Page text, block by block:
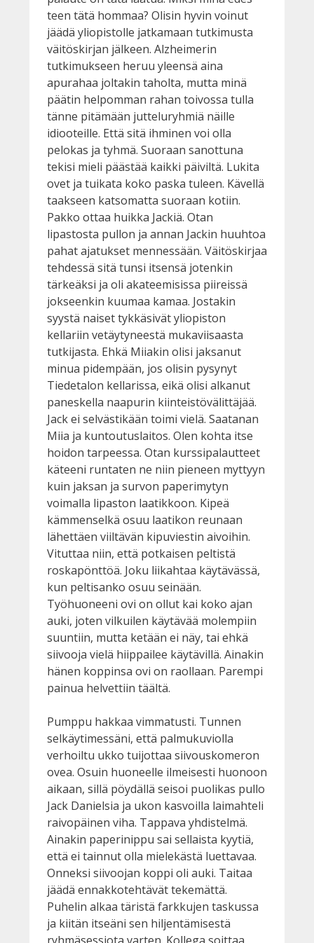
teen tätä hommaa? Olisin hyvin voinut
jäädä yliopistolle jatkamaan tutkimusta
väitöskirjan jälkeen. Alzheimerin
tutkimukseen heruu yleensä aina
apurahaa joltakin taholta, mutta minä
päätin helpomman rahan toivossa tulla
tänne pitämään jutteluryhmiä näille
idiooteille. Että sitä ihminen voi olla
pelokas ja tyhmä. Suoraan sanottuna
tekisi mieli päästää kaikki päiviltä. Lukita
ovet ja tuikata koko paska tuleen. Kävellä
taakseen katsomatta suoraan kotiin.
Pakko ottaa huikka Jackiä. Otan
lipastosta pullon ja annan Jackin huuhtoa
pahat ajatukset mennessään. Väitöskirjaa
tehdessä sitä tunsi itsensä jotenkin
tärkeäksi ja oli akateemisissa piireissä
jokseenkin kuumaa kamaa. Jostakin
syystä naiset tykkäsivät yliopiston
kellariin vetäytyneestä mukaviisaasta
tutkijasta. Ehkä Miiakin olisi jaksanut
minua pidempään, jos olisin pysynyt
Tiedetalon kellarissa, eikä olisi alkanut
paneskella naapurin kiinteistövälittäjää.
Jack ei selvästikään toimi vielä. Saatanan
Miia ja kuntoutuslaitos. Olen kohta itse
hoidon tarpeessa. Otan kurssipalautteet
käteeni runtaten ne niin pieneen myttyyn
kuin jaksan ja survon paperimytyn
voimalla lipaston laatikkoon. Kipeä
kämmenselkä osuu laatikon reunaan
lähettäen viiltävän kipuviestin aivoihin.
Vituttaa niin, että potkaisen peltistä
roskapönttöä. Joku liikahtaa käytävässä,
kun peltisanko osuu seinään.
Työhuoneeni ovi on ollut kai koko ajan
auki, joten vilkuilen käytävää molempiin
suuntiin, mutta ketään ei näy, tai ehkä
siivooja vielä hiippailee käytävillä. Ainakin
hänen koppinsa ovi on raollaan. Parempi
painua helvettiin täältä.
Pumppu hakkaa vimmatusti. Tunnen
selkäytimessäni, että palmukuviolla
verhoiltu ukko tuijottaa siivouskomeron
ovea. Osuin huoneelle ilmeisesti huonoon
aikaan, sillä pöydällä seisoi puolikas pullo
Jack Danielsia ja ukon kasvoilla laimahteli
raivopäinen viha. Tappava yhdistelmä.
Ainakin paperinippu sai sellaista kyytiä,
että ei tainnut olla mielekästä luettavaa.
Onneksi siivoojan koppi oli auki. Taitaa
jäädä ennakkotehtävät tekemättä.
Puhelin alkaa täristä farkkujen taskussa
ja kiitän itseäni sen hiljentämisestä